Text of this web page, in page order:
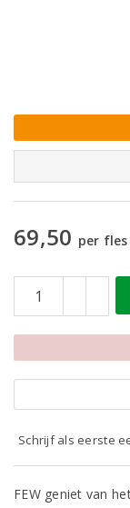
69,50 per fles
Schrijf als eerste
FEW geniet van